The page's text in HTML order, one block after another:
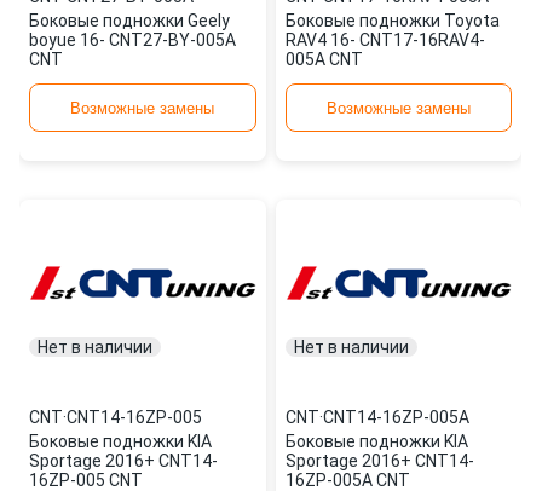
Боковые подножки Geely
boyue 16- CNT27-BY-005A
CNT
Возможные замены
Боковые подножки Toyota
RAV4 16- CNT17-16RAV4-
005A CNT
Возможные замены
Нет в наличии
CNT·CNT14-16ZP-005
Боковые подножки KIA
Sportage 2016+ CNT14-
16ZP-005 CNT
Нет в наличии
CNT·CNT14-16ZP-005A
Боковые подножки KIA
Sportage 2016+ CNT14-
16ZP-005A CNT